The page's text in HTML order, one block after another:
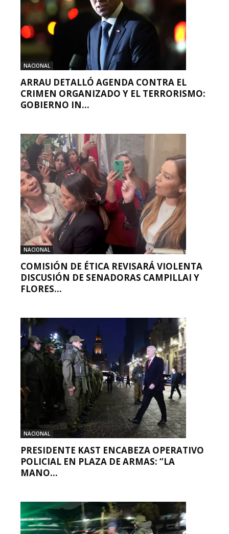
NACIONAL
ARRAU DETALLÓ AGENDA CONTRA EL
CRIMEN ORGANIZADO Y EL TERRORISMO:
GOBIERNO IN...
NACIONAL
COMISIÓN DE ÉTICA REVISARÁ VIOLENTA
DISCUSIÓN DE SENADORAS CAMPILLAI Y
FLORES...
NACIONAL
PRESIDENTE KAST ENCABEZA OPERATIVO
POLICIAL EN PLAZA DE ARMAS: “LA
MANO...